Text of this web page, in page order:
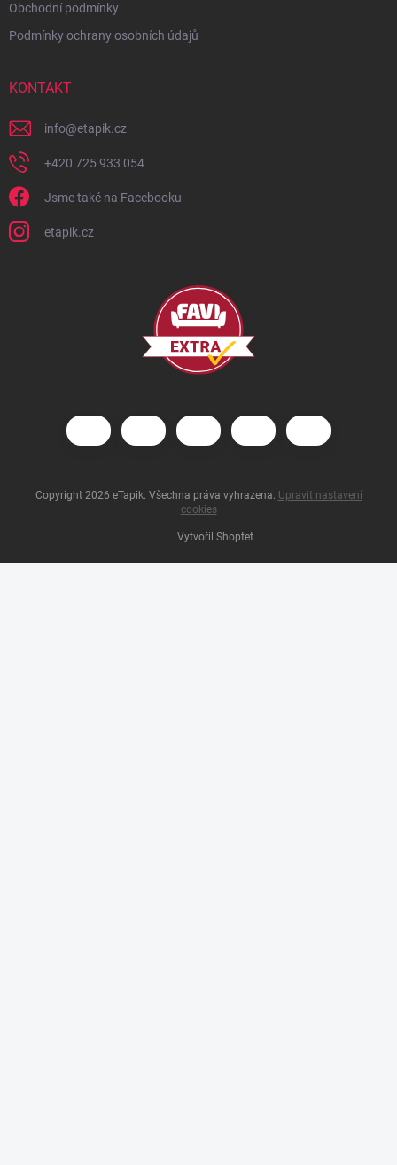
Obchodní podmínky
Podmínky ochrany osobních údajů
KONTAKT
info@etapik.cz
+420 725 933 054
Jsme také na Facebooku
etapik.cz
Vytvořil Shoptet
Copyright 2026 eTapik. Všechna práva vyhrazena. Upravit nastavení
cookies